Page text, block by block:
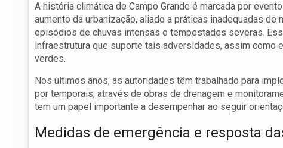
A história climática de Campo Grande é marcada por
aumento da urbanização, aliado a práticas inadequadas
episódios de chuvas intensas e tempestades severas.
infraestrutura que suporte tais adversidades, assim como
verdes.
Nos últimos anos, as autoridades têm trabalhado para
por temporais, através de obras de drenagem e
tem um papel importante a desempenhar ao seguir
Medidas de emergência e resposta